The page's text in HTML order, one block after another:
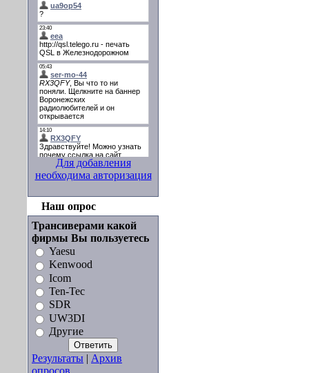
Для добавления
необходима авторизация
Наш опрос
Трансиверами какой
фирмы Вы пользуетесь
Yaesu
Kenwood
Icom
Ten-Tec
SDR
UW3DI
Другие
Результаты | Архив